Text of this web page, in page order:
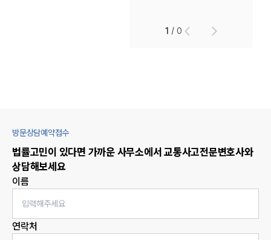
1 /0
방문상담예약접수
법률고민이 있다면 가까운 사무소에서 교통사고전문변호사와
상담해보세요
이름
연락처